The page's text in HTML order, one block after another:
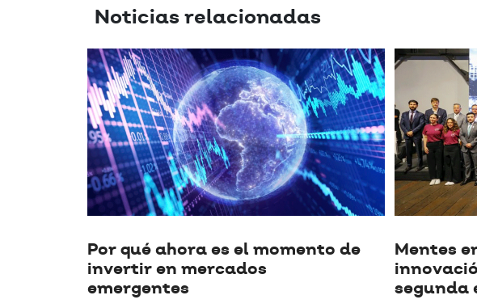
Noticias relacionadas
Por qué ahora es el momento de
invertir en mercados
emergentes
Mentes
segunda